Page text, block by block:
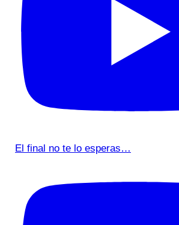
El final no te lo esperas…